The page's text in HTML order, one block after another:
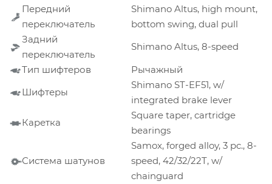
Передний
переключатель
Shimano Altus, high mount,
bottom swing, dual pull
Задний
переключатель
Shimano Altus, 8-speed
Тип шифтеров
Рычажный
Шифтеры
Shimano ST-EF51, w/
integrated brake lever
Каретка
Square taper, cartridge
bearings
Система шатунов
Samox, forged alloy, 3 pc., 8-
speed, 42/32/22T, w/
chainguard